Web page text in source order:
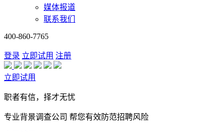
媒体报道
联系我们
400-860-7765
登录 立即试用 注册
立即试用
职者有信，择才无忧
专业背景调查公司 帮您有效防范招聘风险